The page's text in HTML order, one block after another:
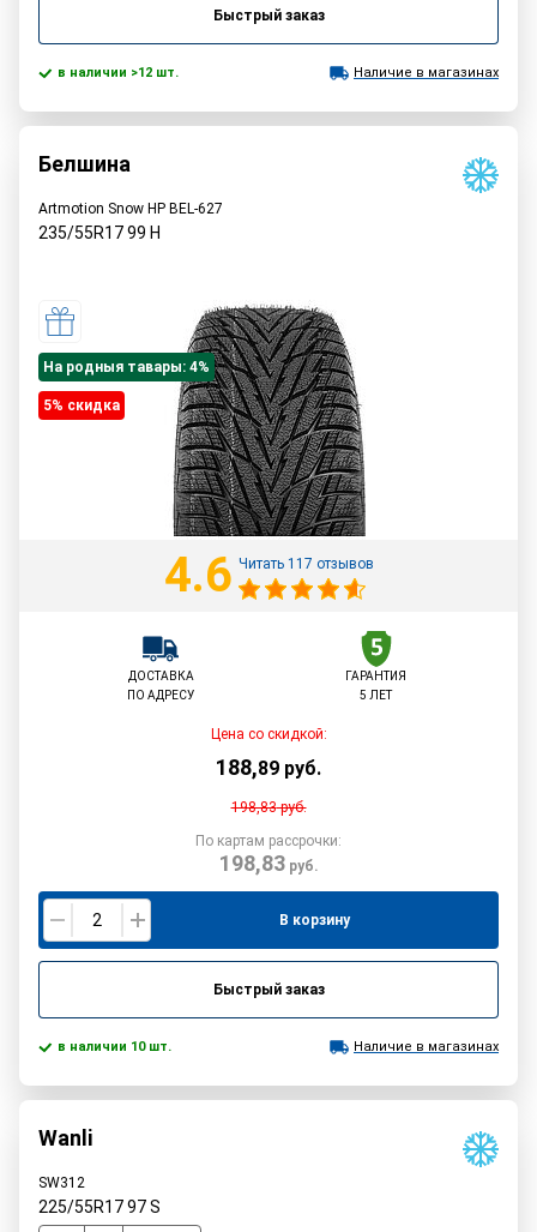
Быстрый заказ
в наличии >12 шт. Наличие в магазинах
Белшина
Artmotion Snow HP BEL-627
235/55R1799 H
На родныя тавары: 4%
5% cкидка
4.6 Читать 117 отзывов
ДОСТАВКА
ПО АДРЕСУ
ГАРАНТИЯ
5 ЛЕТ
Цена со скидкой:
188,89 руб.
198,83руб.
По картам рассрочки:
198,83руб.
В корзину
Быстрый заказ
в наличии 10 шт. Наличие в магазинах
Wanli
SW312
225/55R1797S